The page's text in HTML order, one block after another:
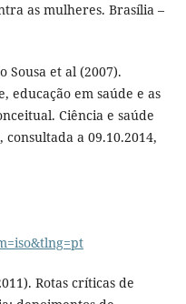
as mulheres. Brasília –
Sousa et al (2007).
educação em saúde e as
Ciência e saúde
a 09.10.2014,
Rotas críticas de